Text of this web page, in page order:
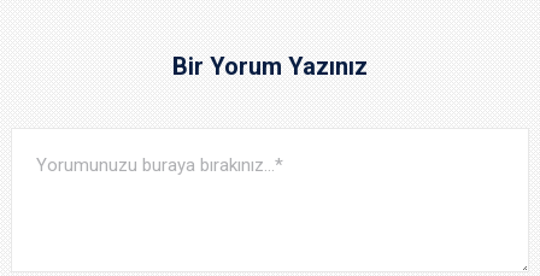
Bir Yorum Yazınız